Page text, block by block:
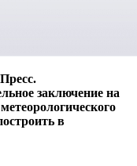
заключение на
в